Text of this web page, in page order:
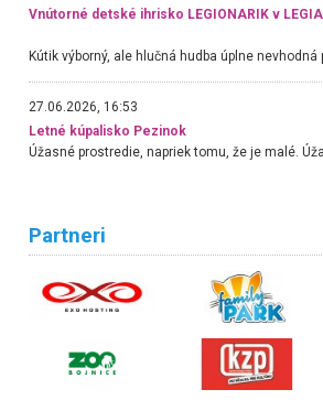
Vnútorné detské ihrisko LEGIONARIK v
27.06.2026, 16:53
Letné kúpalisko Pezinok
Partneri